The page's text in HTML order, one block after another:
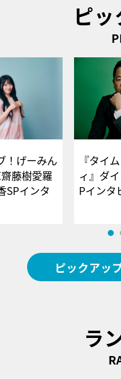
ピ
！げーみん
藤樹愛羅
SPインタ
『タイ
ィ』ダ
Pイ
ピックアッ
ラ